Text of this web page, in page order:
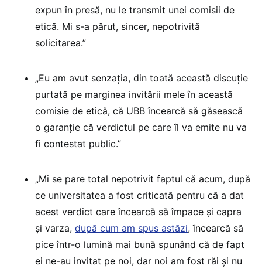
expun în presă, nu le transmit unei comisii de
etică. Mi s-a părut, sincer, nepotrivită
solicitarea.”
„Eu am avut senzația, din toată această discuție
purtată pe marginea invitării mele în această
comisie de etică, că UBB încearcă să găsească
o garanție că verdictul pe care îl va emite nu va
fi contestat public.”
„Mi se pare total nepotrivit faptul că acum, după
ce universitatea a fost criticată pentru că a dat
acest verdict care încearcă să împace și capra
și varza, după cum am spus astăzi, încearcă să
pice într-o lumină mai bună spunând că de fapt
ei ne-au invitat pe noi, dar noi am fost răi și nu